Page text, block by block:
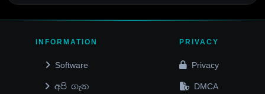
INFORMATION
Software
අපි ගැන
PRIVACY
Privacy
DMCA